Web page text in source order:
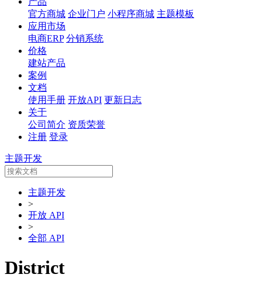
官方商城 企业门户 小程序商城 主题模板
应用市场
电商ERP 分销系统
价格
建站产品
案例
文档
使用手册 开放API 更新日志
关于
公司简介 资质荣誉
注册 登录
主题开发
主题开发
>
开放 API
>
全部 API
District